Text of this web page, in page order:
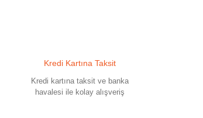
Kredi Kartına Taksit
Kredi kartına taksit ve banka
havalesi ile kolay alışveriş